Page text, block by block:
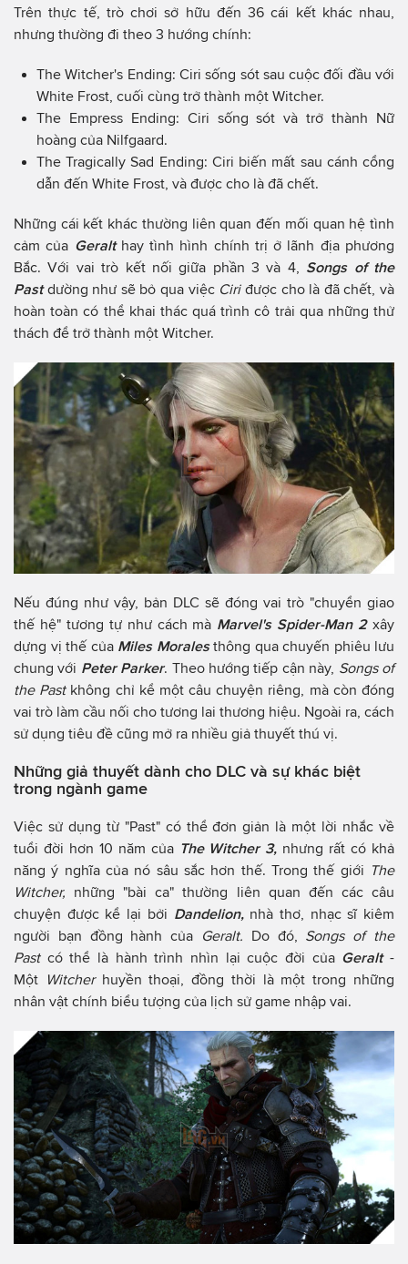
Trên thực tế, trò chơi sở hữu đến 36 cái kết khác nhau,
nhưng thường đi theo 3 hướng chính:
The Witcher's Ending: Ciri sống sót sau cuộc đối đầu với
White Frost, cuối cùng trở thành một Witcher.
The Empress Ending: Ciri sống sót và trở thành Nữ
hoàng của Nilfgaard.
The Tragically Sad Ending: Ciri biến mất sau cánh cổng
dẫn đến White Frost, và được cho là đã chết.
Những cái kết khác thường liên quan đến mối quan hệ tình
cảm của Geralt hay tình hình chính trị ở lãnh địa phương
Bắc. Với vai trò kết nối giữa phần 3 và 4, Songs of the
Pastdường như sẽ bỏ qua việc Ciriđược cho là đã chết, và
hoàn toàn có thể khai thác quá trình cô trải qua những thử
thách để trở thành một Witcher.
Nếu đúng như vậy, bản DLC sẽ đóng vai trò "chuyển giao
thế hệ" tương tự như cách mà Marvel's Spider-Man 2xây
dựng vị thế của Miles Moralesthông qua chuyến phiêu lưu
chung với Peter Parker. Theo hướng tiếp cận này, Songs of
the Past không chỉ kể một câu chuyện riêng, mà còn đóng
vai trò làm cầu nối cho tương lai thương hiệu. Ngoài ra, cách
sử dụng tiêu đề cũng mở ra nhiều giả thuyết thú vị.
Những giả thuyết dành cho DLC và sự khác biệt
trong ngành game
Việc sử dụng từ "Past" có thể đơn giản là một lời nhắc về
tuổi đời hơn 10 năm của The Witcher 3, nhưng rất có khả
năng ý nghĩa của nó sâu sắc hơn thế. Trong thế giới The
Witcher, những "bài ca" thường liên quan đến các câu
chuyện được kể lại bởi Dandelion, nhà thơ, nhạc sĩ kiêm
người bạn đồng hành của
Geralt. Do đó, Songs of the
Past có thể là hành trình nhìn lại cuộc đời của Geralt-
Một
Witcher huyền thoại, đồng thời là một trong những
nhân vật chính biểu tượng của lịch sử game nhập vai.